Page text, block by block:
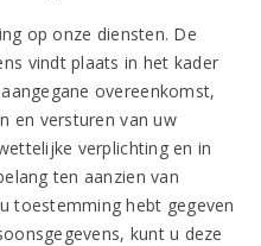
op onze diensten. De
vindt plaats in het kader
overeenkomst,
en versturen van uw
verplichting en in
ten aanzien van
toestemming hebt gegeven
kunt u deze